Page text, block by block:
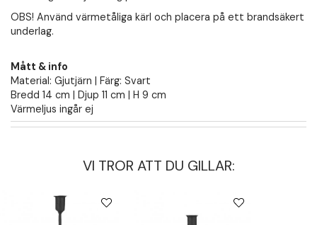
OBS! Använd värmetåliga kärl och placera på ett brandsäkert
underlag.
Mått & info
Material: Gjutjärn | Färg: Svart
Bredd 14 cm | Djup 11 cm | H 9 cm
Värmeljus ingår ej
VI TROR ATT DU GILLAR: